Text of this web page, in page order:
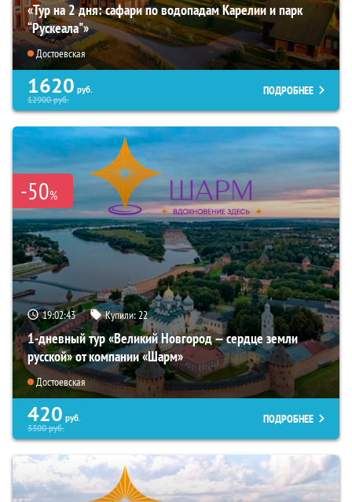
«Тур на 2 дня: сафари по водопадам Карелии и парк
“Рускеала"»
Достоевская
1620 руб.
12900руб.
ПОДРОБНЕЕ
-50%
19:02:42 Купили:22
1-дневный тур «Великий Новгород — сердце земли
русской» от компании «Шарм»
Достоевская
420 руб.
3300руб.
ПОДРОБНЕЕ